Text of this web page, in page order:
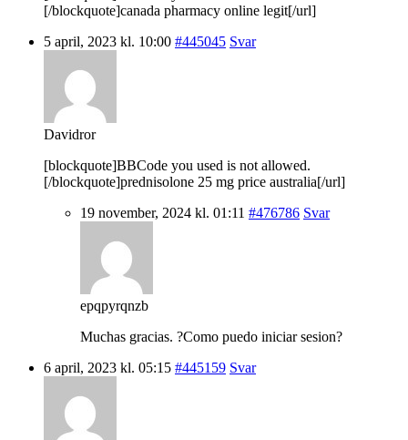
[/blockquote]canada pharmacy online legit[/url]
5 april, 2023 kl. 10:00 #445045 Svar
Davidror
[blockquote]BBCode you used is not allowed.
[/blockquote]prednisolone 25 mg price australia[/url]
19 november, 2024 kl. 01:11 #476786 Svar
epqpyrqnzb
Muchas gracias. ?Como puedo iniciar sesion?
6 april, 2023 kl. 05:15 #445159 Svar